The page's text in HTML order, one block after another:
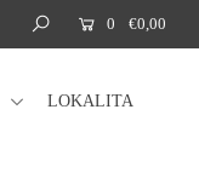
0 €0,00
LOKALITA